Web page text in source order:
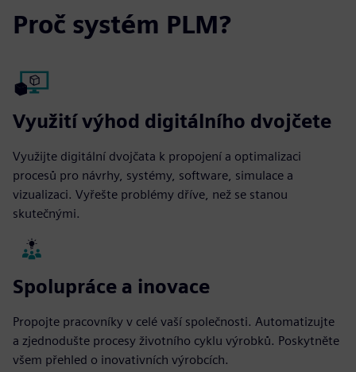
Proč systém PLM?
Využití výhod digitálního dvojčete
Využijte digitální dvojčata k propojení a optimalizaci
procesů pro návrhy, systémy, software, simulace a
vizualizaci. Vyřešte problémy dříve, než se stanou
skutečnými.
Spolupráce a inovace
Propojte pracovníky v celé vaší společnosti. Automatizujte
a zjednodušte procesy životního cyklu výrobků. Poskytněte
všem přehled o inovativních výrobcích.